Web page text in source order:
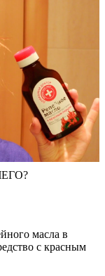
масла в
с красным